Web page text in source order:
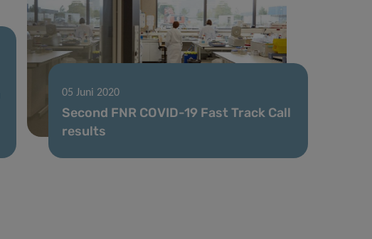
05 Juni 2020
Second FNR COVID-19 Fast Track Call
results